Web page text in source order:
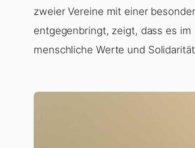
zweier Vereine mit einer
entgegenbringt, zeigt, dass es
menschliche Werte und